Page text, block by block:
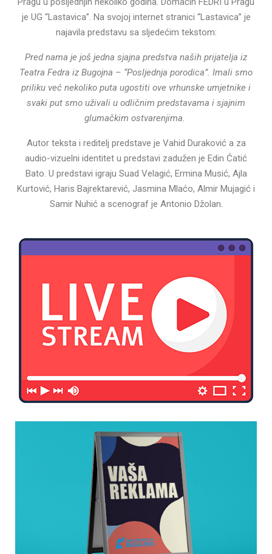
je UG “Lastavica”. Na svojoj internet stranici “Lastavica” je
najavila predstavu sa sljedećim tekstom:
Pred nama je još jedna sjajna predstva naših prijatelja iz
Teatra Fedra iz Bugojna – “Posljednja porodica”. Imali smo
priliku već nekoliko puta ugostiti ove vrhunske umjetnike i
svaki put smo uživali u odličnim predstavama i sjajnim
glumačkim ostvarenjima.
Autor teksta i reditelj predstave je Vahid Duraković a za
audio-vizuelni identitet u predstavi zadužen je Edin Ćatić
Bato. U predstavi igraju Suad Velagić, Ermina Musić, Ajla
Kurtović, Haris Bajrektarević, Jasmina Mlaćo, Almir Mujagić i
Samir Nuhić a scenograf je Antonio Džolan.